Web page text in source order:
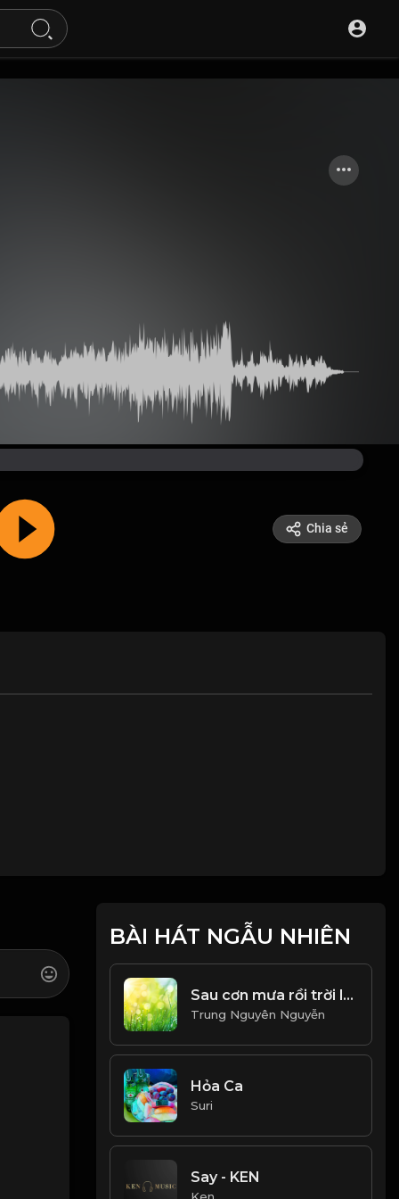
Chia sẻ
BÀI HÁT NGẪU NHIÊN
Sau cơn mưa rồi trời lại sáng
Trung Nguyên Nguyễn
Hỏa Ca
Suri
Say - KEN